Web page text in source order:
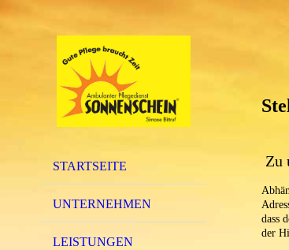
STARTSEITE
UNTERNEHMEN
LEISTUNGEN
Zu
dass
der